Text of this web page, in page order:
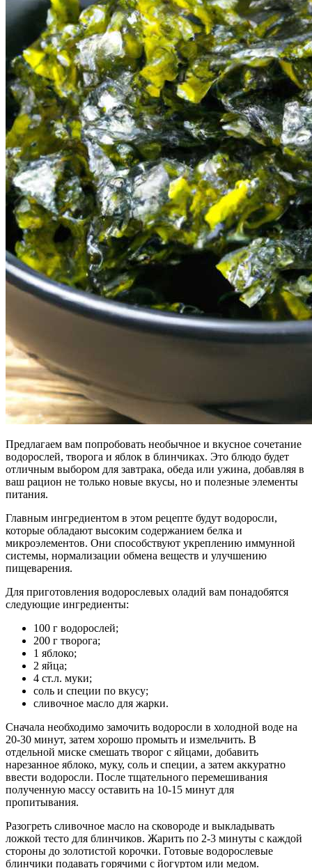
Предлагаем вам попробовать необычное и вкусное сочетание
водорослей, творога и яблок в блинчиках. Это блюдо будет
отличным выбором для завтрака, обеда или ужина, добавляя в
ваш рацион не только новые вкусы, но и полезные элементы
питания.
Главным ингредиентом в этом рецепте будут водоросли,
которые обладают высоким содержанием белка и
микроэлементов. Они способствуют укреплению иммунной
системы, нормализации обмена веществ и улучшению
пищеварения.
Для приготовления водорослевых оладий вам понадобятся
следующие ингредиенты:
100 г водорослей;
200 г творога;
1 яблоко;
2 яйца;
4 ст.л. муки;
соль и специи по вкусу;
сливочное масло для жарки.
Сначала необходимо замочить водоросли в холодной воде на
20-30 минут, затем хорошо промыть и измельчить. В
отдельной миске смешать творог с яйцами, добавить
нарезанное яблоко, муку, соль и специи, а затем аккуратно
ввести водоросли. После тщательного перемешивания
полученную массу оставить на 10-15 минут для
пропитывания.
Разогреть сливочное масло на сковороде и выкладывать
ложкой тесто для блинчиков. Жарить по 2-3 минуты с каждой
стороны до золотистой корочки. Готовые водорослевые
блинчики подавать горячими с йогуртом или медом.